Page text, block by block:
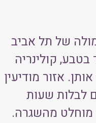
של תל אביב
קולינריה
אזור מודיעין
לבלות שעות
מוחלט מהשגרה.